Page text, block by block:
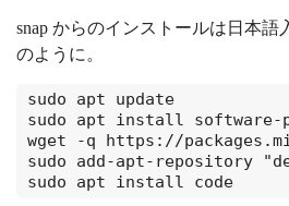
snap からのインストールは日本
のように。
sudo apt update
sudo apt install software-
wget -q https://
sudo add-apt-repository
sudo apt install code